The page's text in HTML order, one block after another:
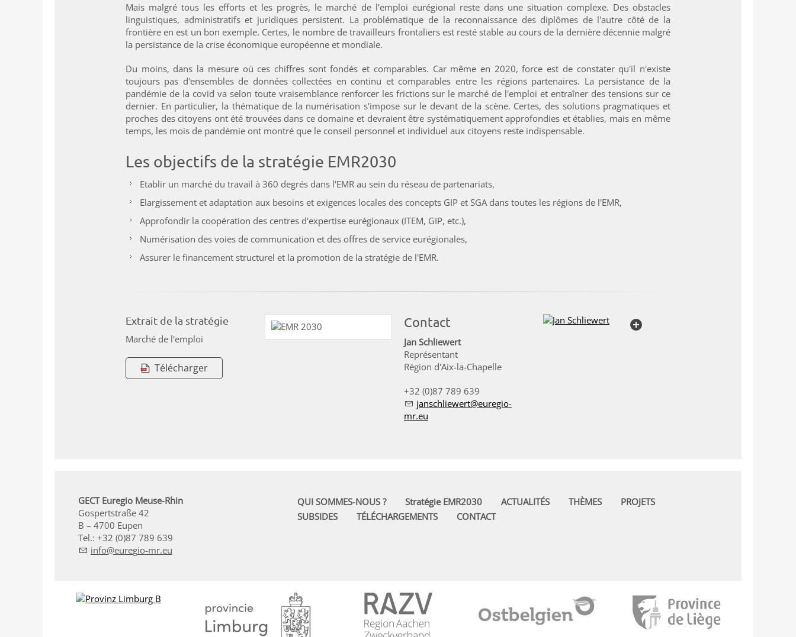
Mais malgré tous les efforts et les progrès, le marché de l'emploi eurégional reste dans une situation complexe. Des obstacles
linguistiques, administratifs et juridiques persistent. La problématique de la reconnaissance des diplômes de l'autre côté de la
frontière en est un bon exemple. Certes, le nombre de travailleurs frontaliers est resté stable au cours de la dernière décennie malgré
la persistance de la crise économique européenne et mondiale.
Du moins, dans la mesure où ces chiffres sont fondés et comparables. Car même en 2020, force est de constater qu'il n'existe
toujours pas d'ensembles de données collectées en continu et comparables entre les régions partenaires. La persistance de la
pandémie de la covid va selon toute vraisemblance renforcer les frictions sur le marché de l'emploi et entraîner des tensions sur ce
dernier. En particulier, la thématique de la numérisation s'impose sur le devant de la scène. Certes, des solutions pragmatiques et
proches des citoyens ont été trouvées dans ce domaine et devraient être systématiquement approfondies et établies, mais en même
temps, les mois de pandémie ont montré que le conseil personnel et individuel aux citoyens reste indispensable.
Les objectifs de la stratégie EMR2030
Etablir un marché du travail à 360 degrés dans l'EMR au sein du réseau de partenariats,
Elargissement et adaptation aux besoins et exigences locales des concepts GIP et SGA dans toutes les régions de l'EMR,
Approfondir la coopération des centres d'expertise eurégionaux (ITEM, GIP, etc.),
Numérisation des voies de communication et des offres de service eurégionales,
Assurer le financement structurel et la promotion de la stratégie de l'EMR.
Extrait de la stratégie
Marché de l'emploi
Télécharger
Contact
Jan Schliewert
Représentant
Région d'Aix-la-Chapelle
+32 (0)87 789 639
janschliewert@euregio-
mr.eu
GECT Euregio Meuse-Rhin
Gospertstraße 42
B – 4700 Eupen
Tel.: +32 (0)87 789 639
nf
r g -mr
QUI SOMMES-NOUS ? Stratégie EMR2030 ACTUALITÉS THÈMES
PROJETS
SUBSIDES
TÉLÉCHARGEMENTS CONTACT